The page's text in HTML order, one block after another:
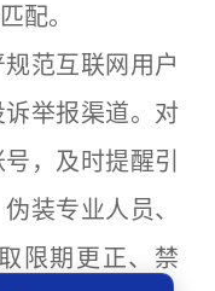
配。
范互联网用户
举报渠道。对
，及时提醒引
装专业人员、
限期更正、禁